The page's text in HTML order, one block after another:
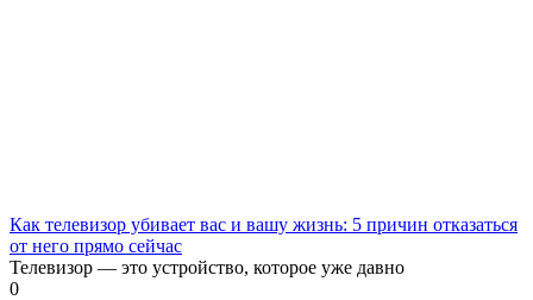
Как телевизор убивает вас и вашу жизнь: 5 причин отказаться
от него прямо сейчас
Телевизор — это устройство, которое уже давно
0